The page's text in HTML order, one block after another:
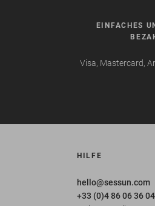
EINFACHES
Visa, Mastercard,
HILFE
hello@sessun.com
+33 (0)4 86 06 36 04